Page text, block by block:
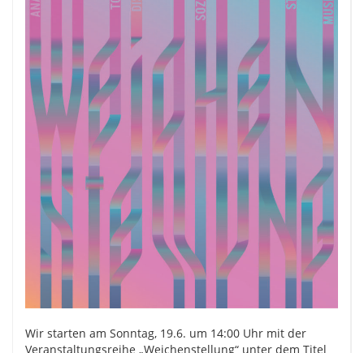
Wir starten am Sonntag, 19.6. um 14:00 Uhr mit der
Veranstaltungsreihe „Weichenstellung“ unter dem Titel